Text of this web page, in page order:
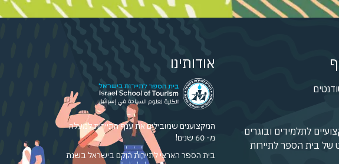
לתלמידים ובוגרים
של בית הספר לתיירות
אודותינו
המקצוענים שמובילים את ענף התיירות למעלה
מ- 60 שנים!
בית הספר הארצי לתיירות הוקם בישראל בשנת